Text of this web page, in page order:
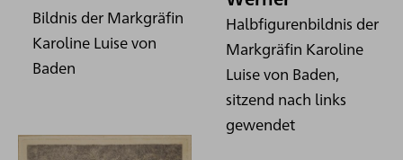
Bildnis der Markgräfin
Karoline Luise von
Baden
Halbfigurenbildnis der
Markgräfin Karoline
Luise von Baden,
sitzend nach links
gewendet